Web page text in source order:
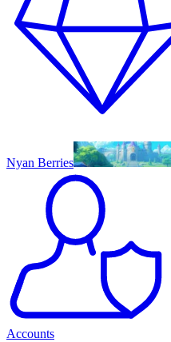
Nyan Berries
Accounts